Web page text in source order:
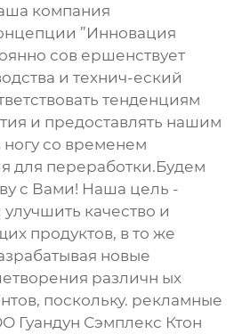
компания
”Инновация
сов ершенствует
и технич-еский
тенденциям
и предоставлять нашим
со временем
для переработки.Будем
с Вами! Наша цель -
качество и
продуктов, в то же
новые
различн ых
поскольку. рекламные
Гуандун Сэмплекс Ктон